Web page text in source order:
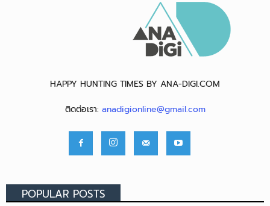
HAPPY HUNTING TIMES BY ANA-DIGI.COM
ติดต่อเรา: anadigionline@gmail.com
POPULAR POSTS